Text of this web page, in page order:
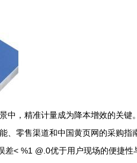
，精准计量成为降本增效的关
零售渠道和中国黄页网的采购
< %1 @.0优于用户现场的便捷性